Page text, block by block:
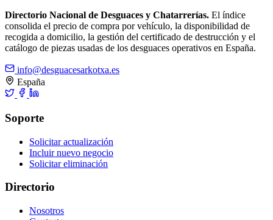
Directorio Nacional de Desguaces y Chatarrerías. El índice
consolida el precio de compra por vehículo, la disponibilidad de
recogida a domicilio, la gestión del certificado de destrucción y el
catálogo de piezas usadas de los desguaces operativos en España.
info@desguacesarkotxa.es
España
Soporte
Solicitar actualización
Incluir nuevo negocio
Solicitar eliminación
Directorio
Nosotros